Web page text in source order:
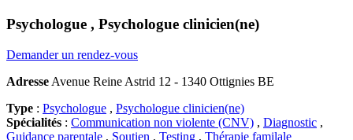
Psychologue , Psychologue clinicien(ne)
Demander un rendez-vous
Adresse Avenue Reine Astrid 12 - 1340 Ottignies BE
Type : Psychologue , Psychologue clinicien(ne)
Spécialités : Communication non violente (CNV) , Diagnostic ,
Guidance parentale , Soutien , Testing , Thérapie familale